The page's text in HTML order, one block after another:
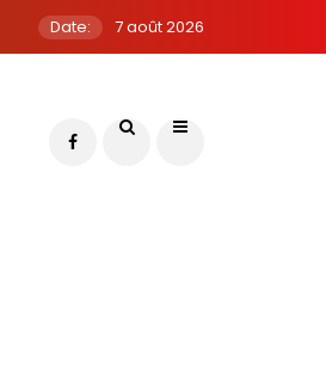
Date: 7 août 2026